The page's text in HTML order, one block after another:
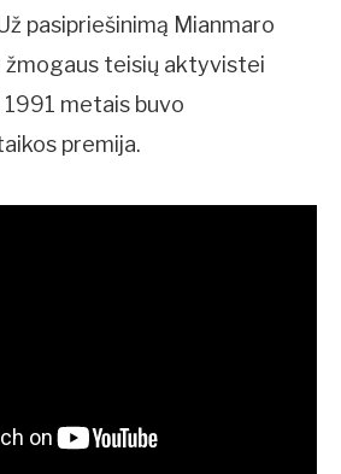
pasipriešinimą Mianmaro
žmogaus teisių aktyvistei
1991 metais buvo
premija.